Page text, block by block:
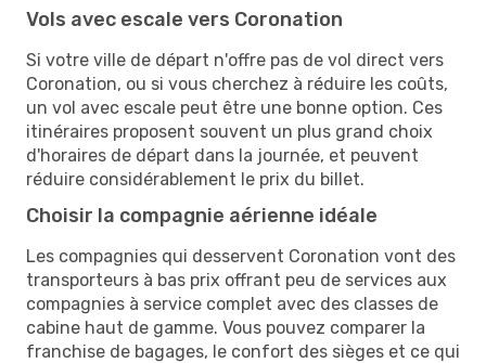
Vols avec escale vers Coronation
Si votre ville de départ n'offre pas de vol direct vers
Coronation, ou si vous cherchez à réduire les coûts,
un vol avec escale peut être une bonne option. Ces
itinéraires proposent souvent un plus grand choix
d'horaires de départ dans la journée, et peuvent
réduire considérablement le prix du billet.
Choisir la compagnie aérienne idéale
Les compagnies qui desservent Coronation vont des
transporteurs à bas prix offrant peu de services aux
compagnies à service complet avec des classes de
cabine haut de gamme. Vous pouvez comparer la
franchise de bagages, le confort des sièges et ce qui